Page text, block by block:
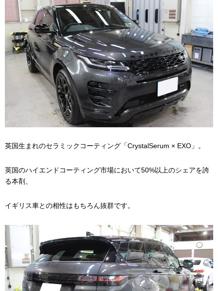
英国生まれのセラミックコーティング「CrystalSerum × EXO」。
英国のハイエンドコーティング市場において50%以上のシェアを誇
る本剤、
イギリス車との相性はもちろん抜群です。